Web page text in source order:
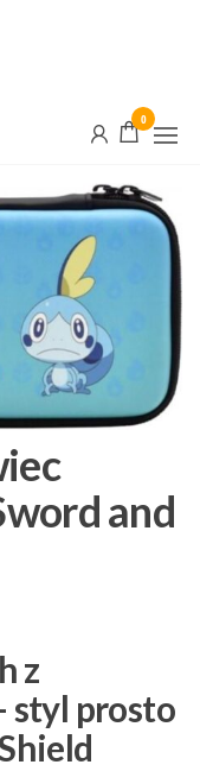
0
and
z
styl prosto